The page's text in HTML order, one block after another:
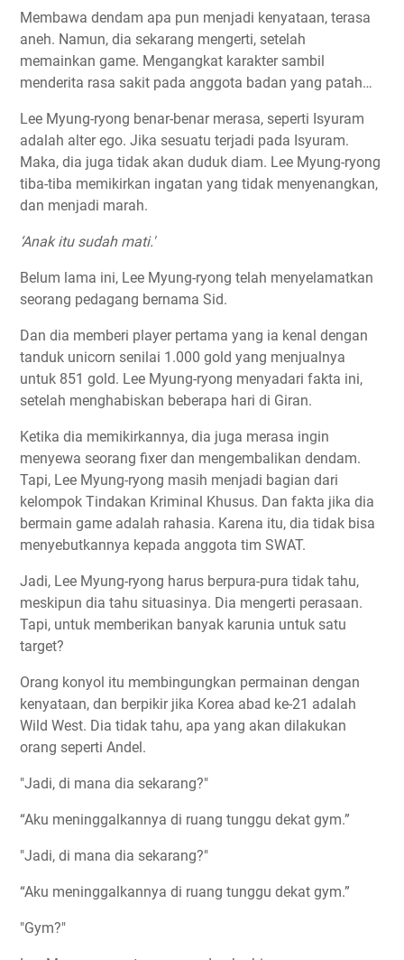
Membawa dendam apa pun menjadi kenyataan, terasa
aneh. Namun, dia sekarang mengerti, setelah
memainkan game. Mengangkat karakter sambil
menderita rasa sakit pada anggota badan yang patah…
Lee Myung-ryong benar-benar merasa, seperti Isyuram
adalah alter ego. Jika sesuatu terjadi pada Isyuram.
Maka, dia juga tidak akan duduk diam. Lee Myung-ryong
tiba-tiba memikirkan ingatan yang tidak menyenangkan,
dan menjadi marah.
‘Anak itu sudah mati.'
Belum lama ini, Lee Myung-ryong telah menyelamatkan
seorang pedagang bernama Sid.
Dan dia memberi player pertama yang ia kenal dengan
tanduk unicorn senilai 1.000 gold yang menjualnya
untuk 851 gold. Lee Myung-ryong menyadari fakta ini,
setelah menghabiskan beberapa hari di Giran.
Ketika dia memikirkannya, dia juga merasa ingin
menyewa seorang fixer dan mengembalikan dendam.
Tapi, Lee Myung-ryong masih menjadi bagian dari
kelompok Tindakan Kriminal Khusus. Dan fakta jika dia
bermain game adalah rahasia. Karena itu, dia tidak bisa
menyebutkannya kepada anggota tim SWAT.
Jadi, Lee Myung-ryong harus berpura-pura tidak tahu,
meskipun dia tahu situasinya. Dia mengerti perasaan.
Tapi, untuk memberikan banyak karunia untuk satu
target?
Orang konyol itu membingungkan permainan dengan
kenyataan, dan berpikir jika Korea abad ke-21 adalah
Wild West. Dia tidak tahu, apa yang akan dilakukan
orang seperti Andel.
"Jadi, di mana dia sekarang?"
“Aku meninggalkannya di ruang tunggu dekat gym.”
"Jadi, di mana dia sekarang?"
“Aku meninggalkannya di ruang tunggu dekat gym.”
"Gym?"